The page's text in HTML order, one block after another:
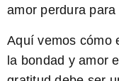
amor perdura
Aquí vemos cómo
la bondad y amor